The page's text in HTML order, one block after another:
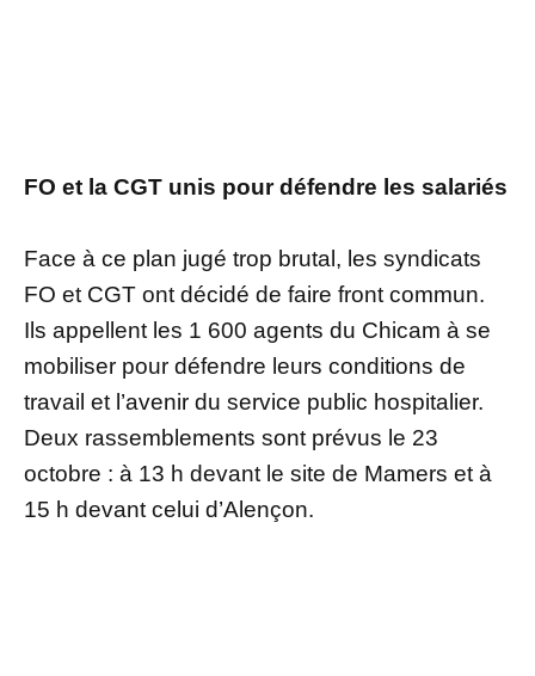
FO et la CGT unis pour défendre les salariés
Face à ce plan jugé trop brutal, les syndicats
FO et CGT ont décidé de faire front commun.
Ils appellent les 1 600 agents du Chicam à se
mobiliser pour défendre leurs conditions de
travail et l’avenir du service public hospitalier.
Deux rassemblements sont prévus le 23
octobre : à 13 h devant le site de Mamers et à
15 h devant celui d’Alençon.